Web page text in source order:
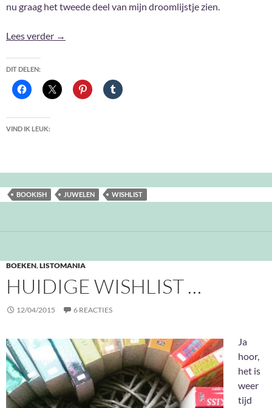
nu graag het tweede deel van mijn droomlijstje zien.
Lees verder Bookish Wishlist II
→
DIT DELEN:
VIND IK LEUK:
BOOKISH JUWELEN WISHLIST
BOEKEN,LISTOMANIA
HUIDIGE WISHLIST …
12/04/2015 6 REACTIES
Ja
hoor,
het is
weer
tijd